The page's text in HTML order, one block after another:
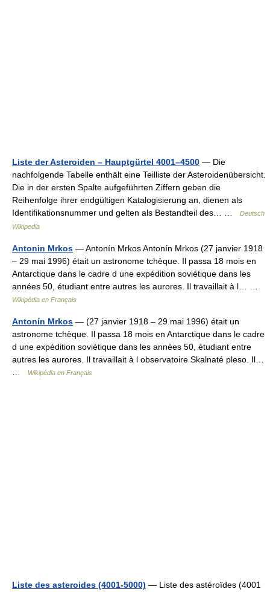
Liste der Asteroiden – Hauptgürtel 4001–4500 — Die
nachfolgende Tabelle enthält eine Teilliste der Asteroidenübersicht.
Die in der ersten Spalte aufgeführten Ziffern geben die
Reihenfolge ihrer endgültigen Katalogisierung an, dienen als
Identifikationsnummer und gelten als Bestandteil des… …
Deutsch
Wikipedia
Antonin Mrkos — Antonín Mrkos Antonín Mrkos (27 janvier 1918
– 29 mai 1996) était un astronome tchèque. Il passa 18 mois en
Antarctique dans le cadre d une expédition soviétique dans les
années 50, étudiant entre autres les aurores. Il travaillait à l… …
Wikipédia en Français
Antonín Mrkos — (27 janvier 1918 – 29 mai 1996) était un
astronome tchèque. Il passa 18 mois en Antarctique dans le cadre
d une expédition soviétique dans les années 50, étudiant entre
autres les aurores. Il travaillait à l observatoire Skalnaté pleso. Il…
Wikipédia en Français
Liste des asteroides (4001-5000) — Liste des astéroïdes (4001